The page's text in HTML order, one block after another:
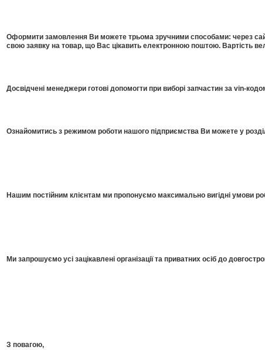
Оформити замовлення Ви можете трьома зручними способами: через
свою заявку на товар, що Вас цікавить електронною поштою. Вартість
Досвідчені менеджери готові допомогти при виборі запчастин за vin-
Ознайомитись з режимом роботи нашого підприємства Ви можете у
Нашим постійним клієнтам ми пропонуємо максимально вигідні умови
Ми запрошуємо усі зацікавлені організації та приватних осіб до
З повагою,